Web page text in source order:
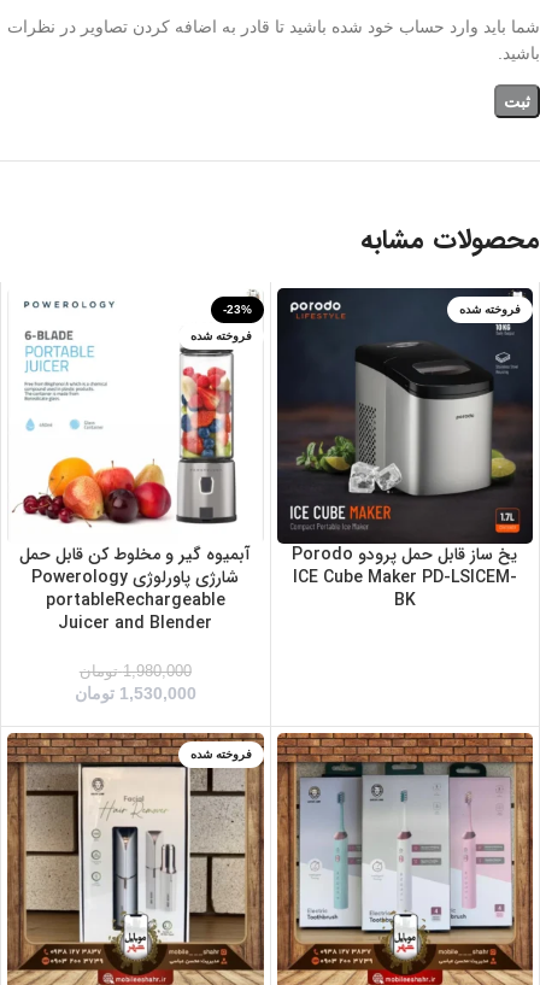
شما باید وارد حساب خود شده باشید تا قادر به اضافه کردن تصاویر در نظرات
باشید.
محصولات مشابه
فروخته شده
یخ ساز قابل حمل پرودو Porodo
ICE Cube Maker PD-LSICEM-
BK
-23%
فروخته شده
آبمیوه گیر و مخلوط کن قابل حمل
شارژی پاورلوژی Powerology
portableRechargeable
Juicer and Blender
1,980,000 تومان
1,530,000 تومان
آبی
سفید
صورتی
فروخته شده